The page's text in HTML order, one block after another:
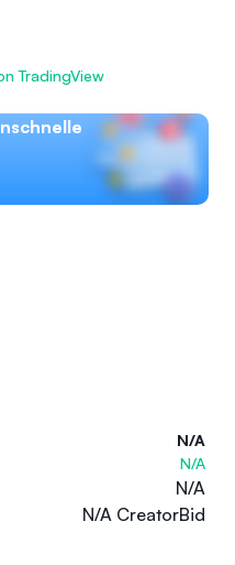
TradingView
N/A
N/A
N/A
N/A CreatorBid